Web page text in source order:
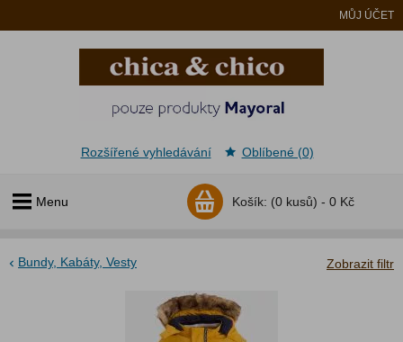
MŮJ ÚČET
Menu Košík: (0 kusů) - 0 Kč
Rozšířené vyhledávání Oblíbené (0)
Zobrazit filtr
Bundy, Kabáty, Vesty